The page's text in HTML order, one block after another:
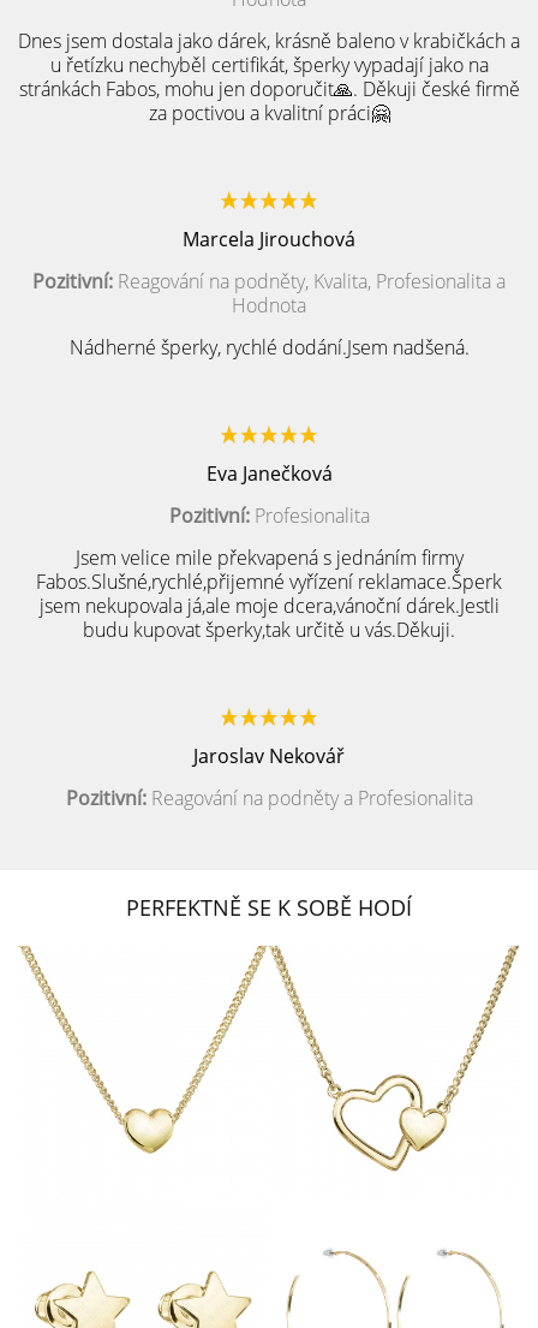
Dnes jsem dostala jako dárek, krásně baleno v krabičkách a
u řetízku nechyběl certifikát, šperky vypadají jako na
stránkách Fabos, mohu jen doporučit🙏. Děkuji české firmě
za poctivou a kvalitní práci🤗
Marcela Jirouchová
Pozitivní: Reagování na podněty, Kvalita, Profesionalita a
Hodnota
Nádherné šperky, rychlé dodání.Jsem nadšená.
Eva Janečková
Pozitivní:Profesionalita
Jsem velice mile překvapená s jednáním firmy
Fabos.Slušné,rychlé,přijemné vyřízení reklamace.Šperk
jsem nekupovala já,ale moje dcera,vánoční dárek.Jestli
budu kupovat šperky,tak určitě u vás.Děkuji.
Jaroslav Nekovář
Pozitivní:Reagování na podněty a Profesionalita
PERFEKTNĚ SE K SOBĚ HODÍ